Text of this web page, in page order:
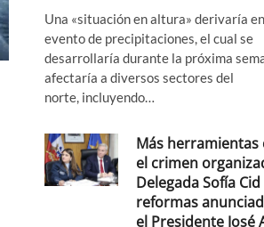
Una «situación en altura» derivaría
evento de precipitaciones, el cual se
desarrollaría durante la próxima
afectaría a diversos sectores del
norte, incluyendo…
Más herramientas
el crimen
Delegada Sofía
reformas
el Presidente José